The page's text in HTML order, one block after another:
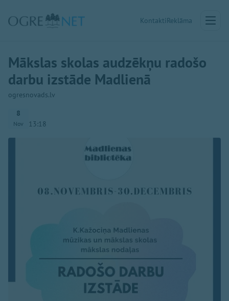
KontaktiReklāma
Mākslas skolas audzēkņu radošo
darbu izstāde Madlienā
ogresnovads.lv
8
Nov 13:18